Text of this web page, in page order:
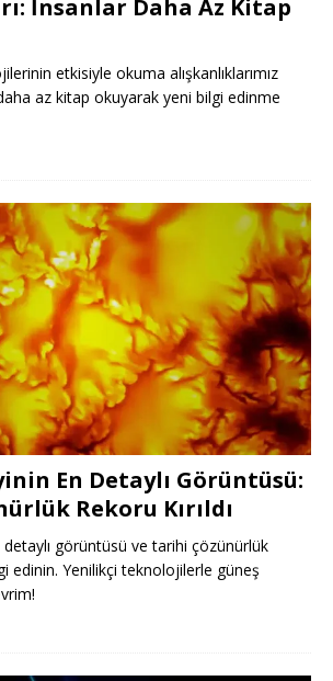
İnsanlar Daha Az Kitap
etkisiyle okuma alışkanlıklarımız
az kitap okuyarak yeni bilgi edinme
En Detaylı Görüntüsü:
Rekoru Kırıldı
görüntüsü ve tarihi çözünürlük
edinin. Yenilikçi teknolojilerle güneş